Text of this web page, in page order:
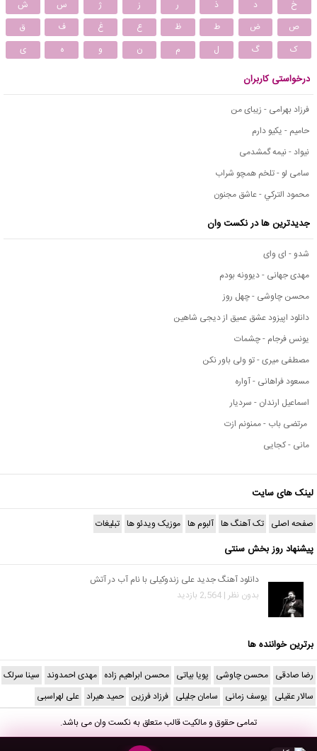
خ
د ذ ر ز ژ س
ش
ص
ض ط ظ ع غ ف
ق
ک
گ ل م ن و ه ی
درخواستی کاربران
فرزاد بهرامی - زیبای من
حامیم - یکیو دارم
نیواد - نیمه گمشدمی
سامی لو - تلخم همچو شراب
محمود التركي - عاشق مجنون
جدیدترین ها در نکست وان
شدو - ای وای
مهدی جهانی - دیوونه بودم
محسن چاوشی - چهل روز
دانلود اپیزود عشق عمیق از دیجی شاهین
یونس فرجام - چشمات
مصطفی میری - تو ولی باور نکن
مسعود فراهانی - آواره
اسماعیل ارندان - سردیار
مرتضی باب - ممنونم ازت
مانی - کجایی
لینک های سایت
صفحه اصلی تک آهنگ ها آلبوم ها موزیک ویدئو ها تبلیغات
پیشنهاد روز بخش سنتی
دانلود آهنگ جدید علی زندوکیلی با نام آب در آتش
بدون نظر | 2,564 بازدید
برترین خواننده ها
رضا صادقی محسن چاوشی پویا بیاتی محسن ابراهیم زاده مهدی احمدوند سینا سرلک
سالار عقیلی یوسف زمانی سامان جلیلی فرزاد فرزین حمید هیراد علی لهراسبی
تمامی حقوق و مالکیت قالب متعلق بهنکست وانمی باشد.